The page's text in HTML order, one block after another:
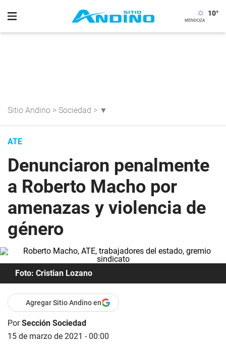
10°
Sitio Andino > Sociedad > ▼
ATE
Denunciaron penalmente
a Roberto Macho por
amenazas y violencia de
género
Foto: Cristian Lozano
Agregar Sitio Andino en
PorSección Sociedad
15 de marzo de 2021 - 00:00